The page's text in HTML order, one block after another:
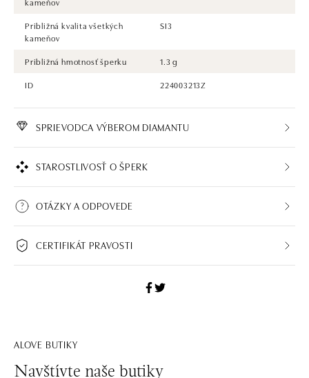
Približná kvalita všetkých
kameňov
SI3
Približná hmotnosť šperku
1.3 g
ID
224003213Z
SPRIEVODCA VÝBEROM DIAMANTU
STAROSTLIVOSŤ O ŠPERK
OTÁZKY A ODPOVEDE
CERTIFIKÁT PRAVOSTI
ALOVE BUTIKY
Navštívte naše butiky